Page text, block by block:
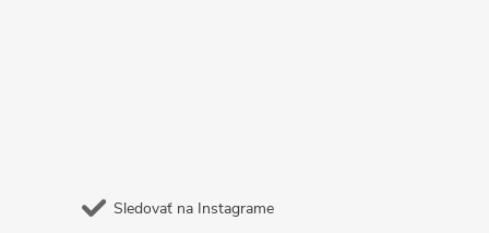
Sledovať na Instagrame